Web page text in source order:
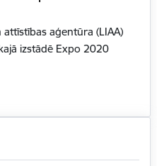
aģentūra (LIAA)
izstādē Expo 2020